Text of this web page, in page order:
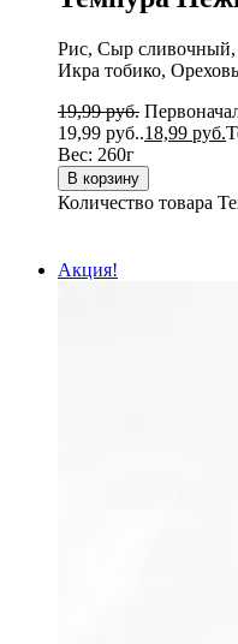
Рис, Сыр сливочный,
Икра тобико,
19,99руб.
19,99 руб..18,99 руб.
Вес: 260г
В корзину
Количество товара
Акция!